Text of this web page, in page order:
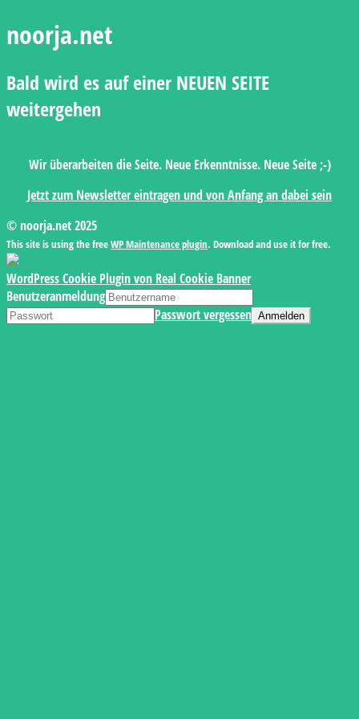
noorja.net
Bald wird es auf einer NEUEN SEITE
weitergehen
Wir überarbeiten die Seite. Neue Erkenntnisse. Neue Seite ;-)
Jetzt zum Newsletter eintragen und von Anfang an dabei sein
© noorja.net 2025
This site is using the freeWP Maintenance plugin. Download and use it for free.
WordPress Cookie Plugin von Real Cookie Banner
Benutzeranmeldung
Passwort vergessen